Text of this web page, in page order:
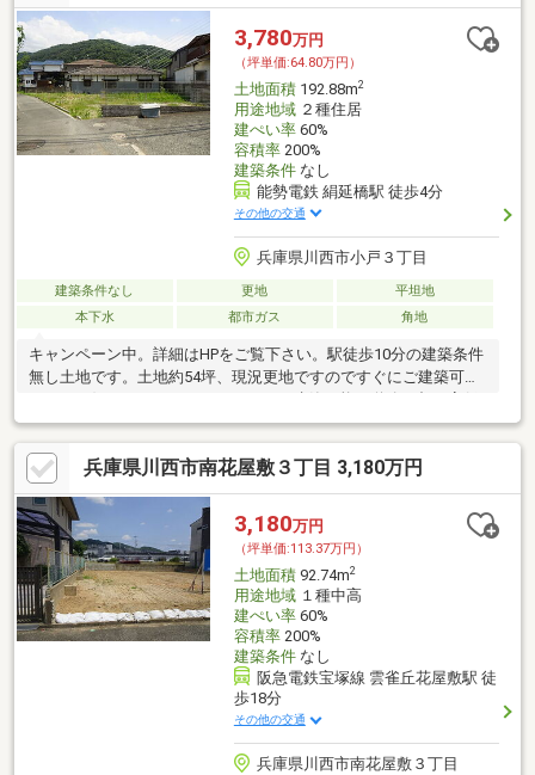
3,780万円
（坪単価:64.80万円）
土地面積192.88m2
用途地域２種住居
建ぺい率60%
容積率200%
建築条件なし
能勢電鉄 絹延橋駅 徒歩4分
その他の交通
兵庫県川西市小戸３丁目
建築条件なし 更地
平坦地
本下水
都市ガス 角地
キャンペーン中。詳細はHPをご覧下さい。駅徒歩10分の建築条件
無し土地です。土地約54坪、現況更地ですのですぐにご建築可能
差が少ない土地。
兵庫県川西市南花屋敷３丁目 3,180万円
3,180万円
（坪単価:113.37万円）
土地面積92.74m2
用途地域１種中高
建ぺい率60%
容積率200%
建築条件なし
阪急電鉄宝塚線 雲雀丘花屋敷駅 徒
歩18分
その他の交通
兵庫県川西市南花屋敷３丁目